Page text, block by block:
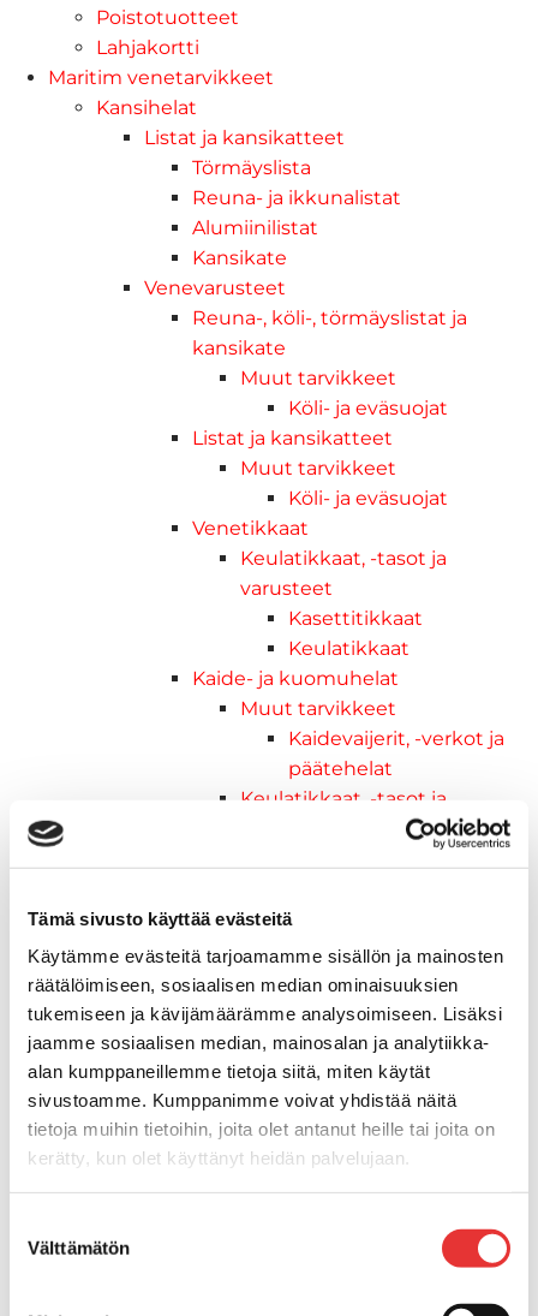
Tämä sivusto käyttää evästeitä
Käytämme evästeitä tarjoamamme sisällön ja mainosten
räätälöimiseen, sosiaalisen median ominaisuuksien
tukemiseen ja kävijämäärämme analysoimiseen. Lisäksi
jaamme sosiaalisen median, mainosalan ja analytiikka-
alan kumppaneillemme tietoja siitä, miten käytät
sivustoamme. Kumppanimme voivat yhdistää näitä
tietoja muihin tietoihin, joita olet antanut heille tai joita on
kerätty, kun olet käyttänyt heidän palvelujaan.
valinta
Välttämätön
Poistotuotteet
Lahjakortti
Maritim venetarvikkeet
Kansihelat
Listat ja kansikatteet
Törmäyslista
Reuna- ja ikkunalistat
Alumiinilistat
Kansikate
Venevarusteet
Reuna-, köli-, törmäyslistat ja
kansikate
Muut tarvikkeet
Köli- ja eväsuojat
Listat ja kansikatteet
Muut tarvikkeet
Köli- ja eväsuojat
Venetikkaat
Keulatikkaat, -tasot ja
varusteet
Kasettitikkaat
Keulatikkaat
Kaide- ja kuomuhelat
Muut tarvikkeet
Kaidevaijerit, -verkot ja
päätehelat
Keulatikkaat, -tasot ja
Kansiluukut, ikkunat ja verhot
Luukut, hyttysverkot ja
rullaverhot
Kansiluukut
Hyttysverkot
Verhot
Venetikkaat
Uimatikkaat
Kasettitikkaat
Keulatikkaat